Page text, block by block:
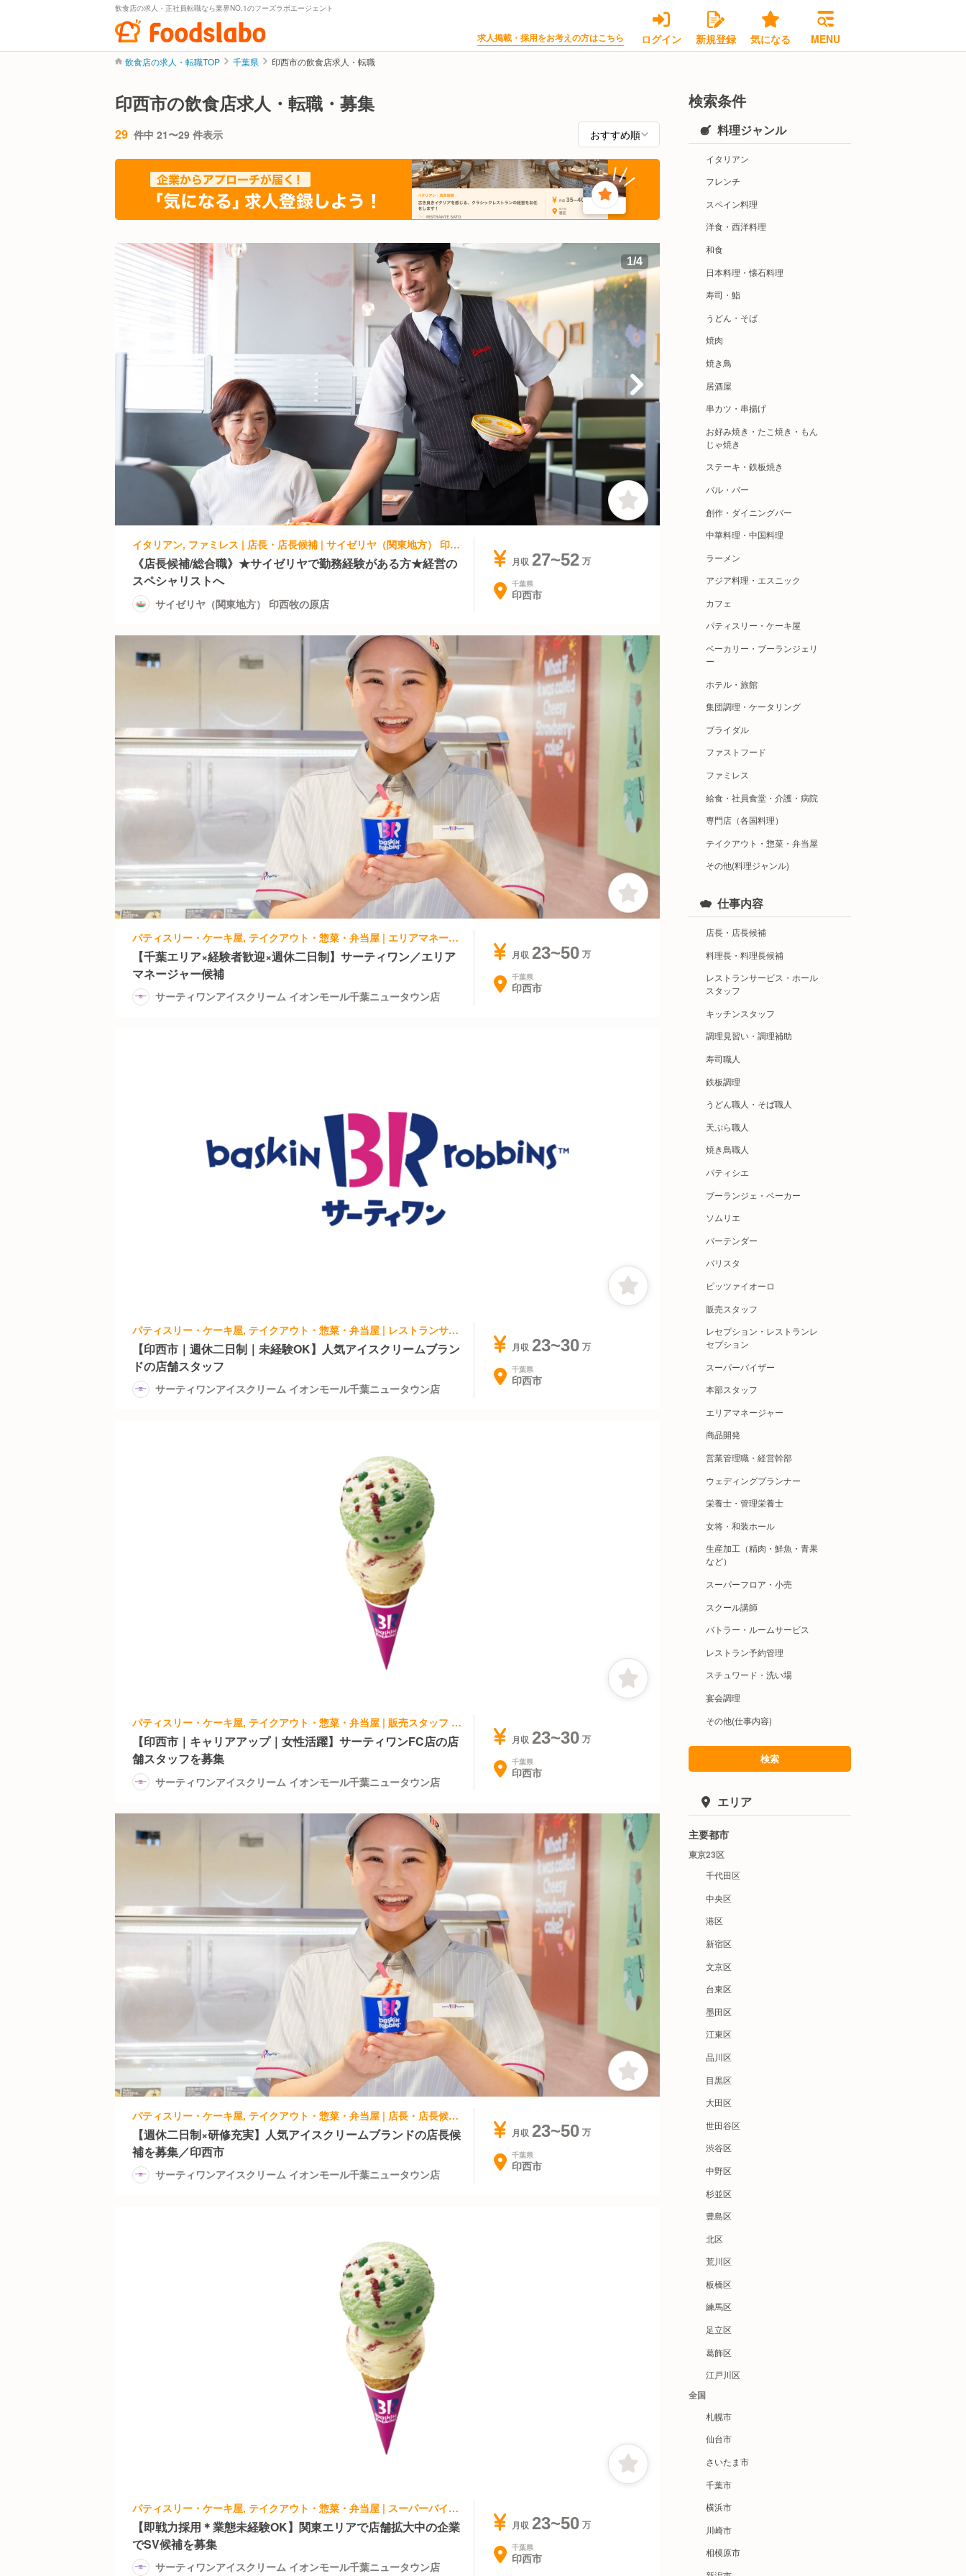
飲食店の求人・正社員転職なら業界NO.1のフーズラボエージェント
求人掲載・採用をお考えの方はこちら ログイン 新規登録 気になる MENU
飲食店の求人・転職TOP 千葉県 印西市の飲食店求人・転職
印西市の飲食店求人・転職・募集
29 件中 21〜29 件表示
1/4
イタリアン, ファミレス | 店長・店長候補 | サイゼリヤ（関東地方） 印西牧の原店
《店長候補/総合職》★サイゼリヤで勤務経験がある方★経営の
スペシャリストへ
サイゼリヤ（関東地方） 印西牧の原店
月収 27~52
千葉県
印西市
パティスリー・ケーキ屋, テイクアウト・惣菜・弁当屋 | エリアマネージャー | サーティワンアイスクリーム イオンモール千葉ニュータウン店
【千葉エリア×経験者歓迎×週休二日制】サーティワン／エリア
マネージャー候補
サーティワンアイスクリーム イオンモール千葉ニュータウン店
月収 23~50
千葉県
印西市
パティスリー・ケーキ屋, テイクアウト・惣菜・弁当屋 | レストランサービス・ホールスタッフ | サーティワンアイスクリーム イオンモール千葉ニュータウン店
【印西市｜週休二日制｜未経験OK】人気アイスクリームブラン
ドの店舗スタッフ
サーティワンアイスクリーム イオンモール千葉ニュータウン店
月収 23~30
千葉県
印西市
パティスリー・ケーキ屋, テイクアウト・惣菜・弁当屋 | 販売スタッフ | サーティワンアイスクリーム イオンモール千葉ニュータウン店
【印西市｜キャリアアップ｜女性活躍】サーティワンFC店の店
舗スタッフを募集
サーティワンアイスクリーム イオンモール千葉ニュータウン店
月収 23~30
千葉県
印西市
パティスリー・ケーキ屋, テイクアウト・惣菜・弁当屋 | 店長・店長候補 | サーティワンアイスクリーム イオンモール千葉ニュータウン店
【週休二日制×研修充実】人気アイスクリームブランドの店長候
補を募集／印西市
サーティワンアイスクリーム イオンモール千葉ニュータウン店
月収 23~50
千葉県
印西市
パティスリー・ケーキ屋, テイクアウト・惣菜・弁当屋 | スーパーバイザー | サーティワンアイスクリーム イオンモール千葉ニュータウン店
【即戦力採用＊業態未経験OK】関東エリアで店舗拡大中の企業
でSV候補を募集
サーティワンアイスクリーム イオンモール千葉ニュータウン店
月収 23~50
千葉県
印西市
検索条件
料理ジャンル
イタリアン
フレンチ
スペイン料理
洋食・西洋料理
和食
日本料理・懐石料理
寿司・鮨
うどん・そば
焼肉
焼き鳥
居酒屋
串カツ・串揚げ
お好み焼き・たこ焼き・もん
じゃ焼き
ステーキ・鉄板焼き
バル・バー
創作・ダイニングバー
中華料理・中国料理
ラーメン
アジア料理・エスニック
カフェ
パティスリー・ケーキ屋
ベーカリー・ブーランジェリ
ー
ホテル・旅館
集団調理・ケータリング
ブライダル
ファストフード
ファミレス
給食・社員食堂・介護・病院
専門店（各国料理）
テイクアウト・惣菜・弁当屋
その他(料理ジャンル)
仕事内容
店長・店長候補
料理長・料理長候補
レストランサービス・ホール
スタッフ
キッチンスタッフ
調理見習い・調理補助
寿司職人
鉄板調理
うどん職人・そば職人
天ぷら職人
焼き鳥職人
パティシエ
ブーランジェ・ベーカー
ソムリエ
バーテンダー
バリスタ
ピッツァイオーロ
販売スタッフ
レセプション・レストランレ
セプション
スーパーバイザー
本部スタッフ
エリアマネージャー
商品開発
営業管理職・経営幹部
ウェディングプランナー
栄養士・管理栄養士
女将・和装ホール
生産加工（精肉・鮮魚・青果
など）
スーパーフロア・小売
スクール講師
バトラー・ルームサービス
レストラン予約管理
スチュワード・洗い場
宴会調理
その他(仕事内容)
検索
エリア
主要都市
東京23区
千代田区
中央区
港区
新宿区
文京区
台東区
墨田区
江東区
品川区
目黒区
大田区
世田谷区
渋谷区
中野区
杉並区
豊島区
北区
荒川区
板橋区
練馬区
足立区
葛飾区
江戸川区
全国
札幌市
仙台市
さいたま市
千葉市
横浜市
川崎市
相模原市